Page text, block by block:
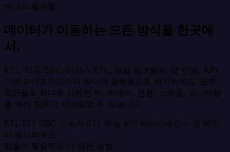
하나의 플랫폼
데이터가 이동하는 모든 방식을 한곳에
서.
ETL, ELT, CDC, 리버스 ETL, 파일 워크플로, 앱 연동, API
기반 파이프라인까지 하나의 플랫폼으로 처리하세요. 급한
워크플로 하나로 시작한 뒤, 커넥터, 변환, 스케줄, 모니터링
을 여러 팀에서 재사용할 수 있습니다.
ETL ELT CDC 리버스 ETL 파일 API 데이터베이스 앱 데이
터 웨어하우스
팀들이 활용하는 더 많은 방법